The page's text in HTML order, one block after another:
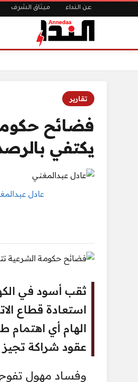
عن النداء ميثاق الشرف
تقارير
فضائح حكومة
يكتفي
عادل
ثقب أسود في
استعادة قطاع
عقود شراكة تجيز
وفساد مهول تفوح